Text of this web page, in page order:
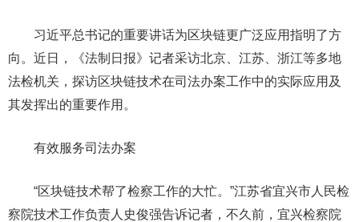
习近平总书记的重要讲话为区块链更广泛应用指明了方
向。近日，《法制日报》记者采访北京、江苏、浙江等多地
法检机关，探访区块链技术在司法办案工作中的实际应用及
其发挥出的重要作用。
有效服务司法办案
“区块链技术帮了检察工作的大忙。”江苏省宜兴市人民检
察院技术工作负责人史俊强告诉记者，不久前，宜兴检察院